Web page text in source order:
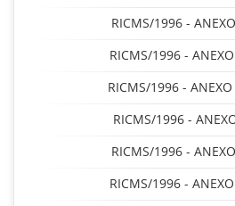
RICMS/1996 -
RICMS/1996 -
RICMS/1996 -
RICMS/1996 -
RICMS/1996 -
RICMS/1996 -